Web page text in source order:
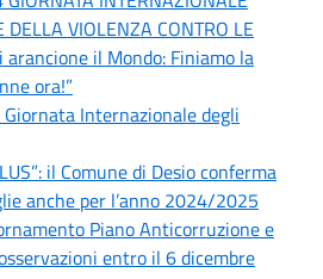
DELLA VIOLENZA CONTRO LE
arancione il Mondo: Finiamo la
ora!”
Internazionale degli
il Comune di Desio conferma
anche per l’anno 2024/2025
Piano Anticorruzione e
entro il 6 dicembre